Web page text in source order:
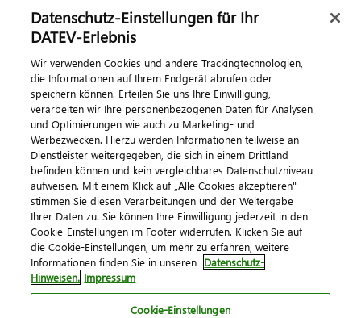
Kontaktieren Sie uns
© 2026 DATEV eG
ImpressumDatenschutzAGB Kontakt
Cookie-Einstellungen
Datenschutz-Einstellungen für Ihr
DATEV-Erlebnis
Wir verwenden Cookies und andere Trackingtechnologien,
die Informationen auf Ihrem Endgerät abrufen oder
speichern können. Erteilen Sie uns Ihre Einwilligung,
verarbeiten wir Ihre personenbezogenen Daten für Analysen
und Optimierungen wie auch zu Marketing- und
Werbezwecken. Hierzu werden Informationen teilweise an
Dienstleister weitergegeben, die sich in einem Drittland
befinden können und kein vergleichbares Datenschutzniveau
aufweisen. Mit einem Klick auf „Alle Cookies akzeptieren"
stimmen Sie diesen Verarbeitungen und der Weitergabe
Ihrer Daten zu. Sie können Ihre Einwilligung jederzeit in den
Cookie-Einstellungen im Footer widerrufen. Klicken Sie auf
die Cookie-Einstellungen, um mehr zu erfahren, weitere
Informationen finden Sie in unseren Datenschutz-
Hinweisen. Impressum
Cookie-Einstellungen